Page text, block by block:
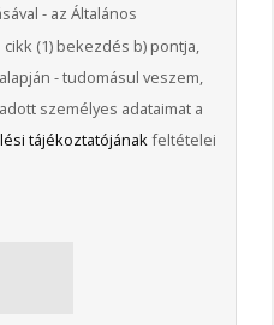
- az Általános
cikk (1) bekezdés b) pontja,
- tudomásul veszem,
személyes adataimat a
tájékoztatójánakfeltételei